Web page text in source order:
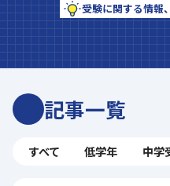
受験に関する情報
記事一覧
すべて 低学年 中学